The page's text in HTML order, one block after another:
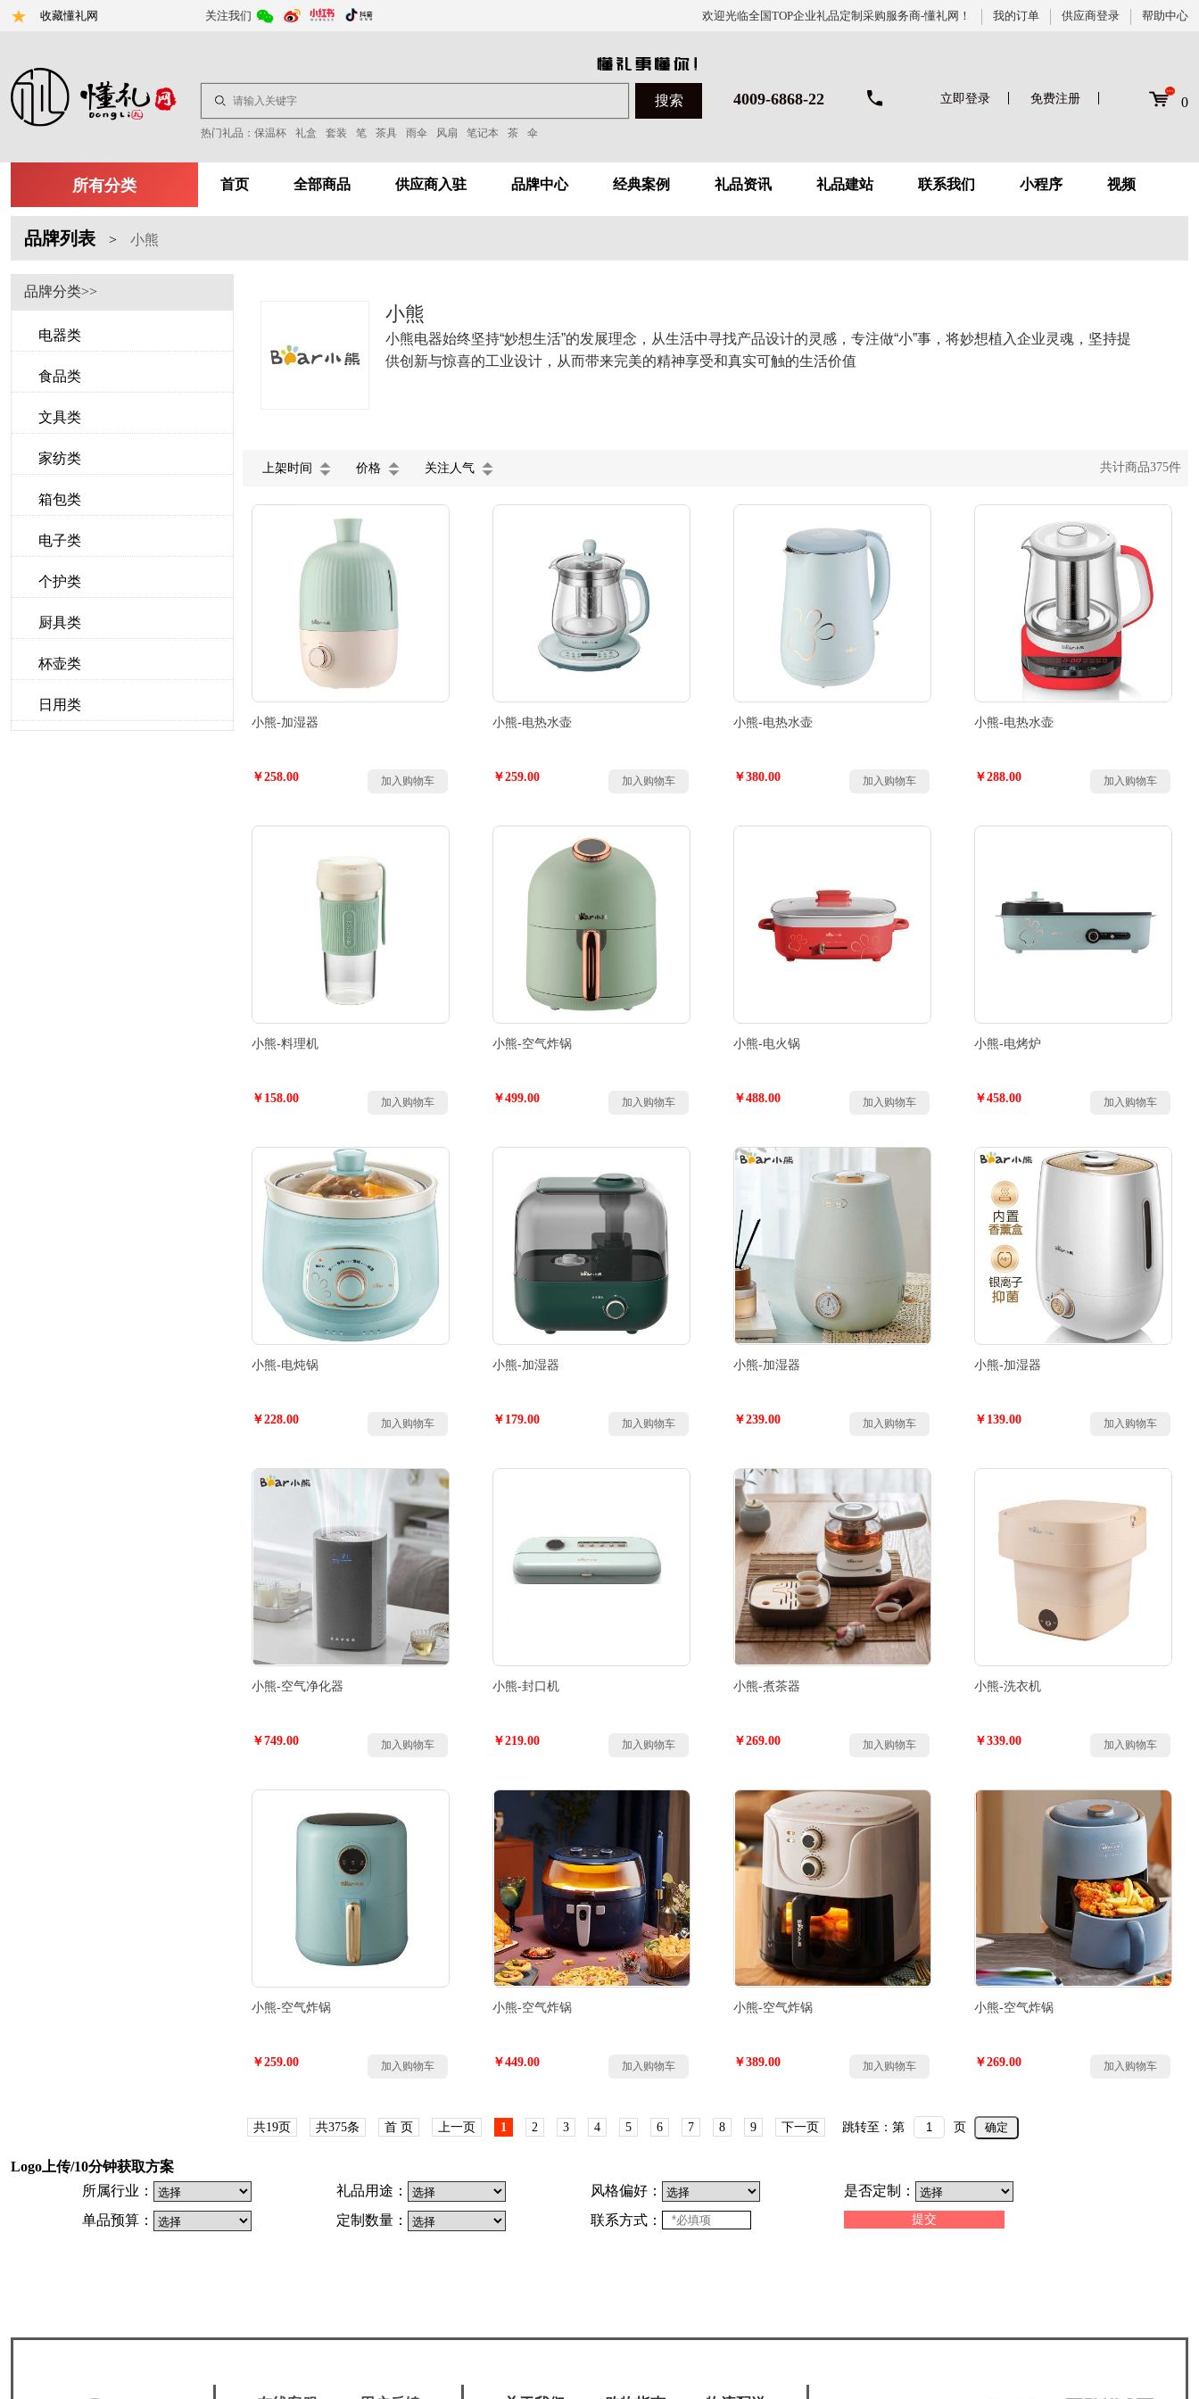
收藏懂礼网 关注我们 欢迎光临全国TOP企业礼品定制采购服务商-懂礼网！ 我的订单 供应商登录 帮助中心
4009-6868-22
热门礼品： 保温杯 礼盒 套装 笔 茶具 雨伞 风扇 笔记本 茶 伞
立即登录 免费注册 0
所有分类 首页 全部商品 供应商入驻 品牌中心 经典案例 礼品资讯 礼品建站 联系我们 小程序 视频
品牌列表 > 小熊
品牌分类>>
电器类
食品类
文具类
家纺类
箱包类
电子类
个护类
厨具类
杯壶类
日用类
小熊
小熊电器始终坚持“妙想生活”的发展理念，从生活中寻找产品设计的灵感，专注做“小”事，将妙想植入企业灵魂，坚持提
供创新与惊喜的工业设计，从而带来完美的精神享受和真实可触的生活价值
上架时间 价格 关注人气 共计商品375件
小熊-加湿器
￥258.00 加入购物车
小熊-电热水壶
￥259.00 加入购物车
小熊-电热水壶
￥380.00 加入购物车
小熊-电热水壶
￥288.00 加入购物车
小熊-料理机
￥158.00 加入购物车
小熊-空气炸锅
￥499.00 加入购物车
小熊-电火锅
￥488.00 加入购物车
小熊-电烤炉
￥458.00 加入购物车
小熊-电炖锅
￥228.00 加入购物车
小熊-加湿器
￥179.00 加入购物车
小熊-加湿器
￥239.00 加入购物车
小熊-加湿器
￥139.00 加入购物车
小熊-空气净化器
￥749.00 加入购物车
小熊-封口机
￥219.00 加入购物车
小熊-煮茶器
￥269.00 加入购物车
小熊-洗衣机
￥339.00 加入购物车
小熊-空气炸锅
￥259.00 加入购物车
小熊-空气炸锅
￥449.00 加入购物车
小熊-空气炸锅
￥389.00 加入购物车
小熊-空气炸锅
￥269.00 加入购物车
共19页 共375条 首 页 上一页 1 2 3 4 5 6 7 8 9 下一页 跳转至：第 页 确定
Logo上传/10分钟获取方案
所属行业：
礼品用途： 风格偏好：
是否定制：
单品预算：
定制数量： 联系方式：